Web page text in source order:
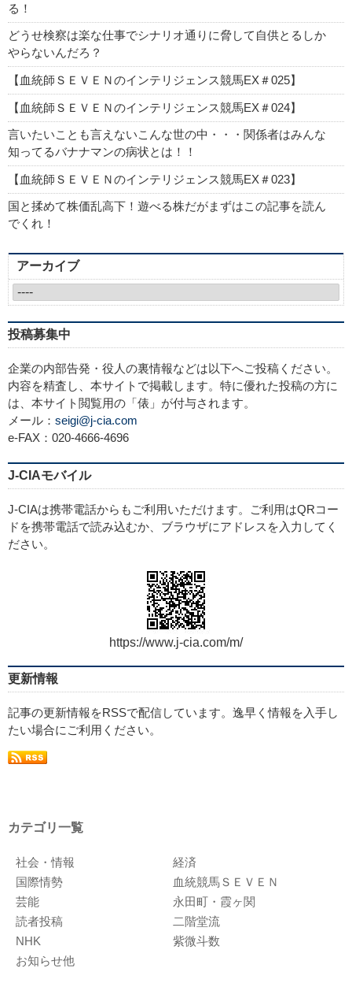
る！
どうせ検察は楽な仕事でシナリオ通りに脅して自供とるしか
やらないんだろ？
【血統師ＳＥＶＥＮのインテリジェンス競馬EX＃025】
【血統師ＳＥＶＥＮのインテリジェンス競馬EX＃024】
言いたいことも言えないこんな世の中・・・関係者はみんな
知ってるバナナマンの病状とは！！
【血統師ＳＥＶＥＮのインテリジェンス競馬EX＃023】
国と揉めて株価乱高下！遊べる株だがまずはこの記事を読ん
でくれ！
アーカイブ
投稿募集中
企業の内部告発・役人の裏情報などは以下へご投稿ください。
内容を精査し、本サイトで掲載します。特に優れた投稿の方に
は、本サイト閲覧用の「俵」が付与されます。
メール： seigi@j-cia.com
e-FAX：020-4666-4696
J-CIAモバイル
J-CIAは携帯電話からもご利用いただけます。ご利用はQRコー
ドを携帯電話で読み込むか、ブラウザにアドレスを入力してく
ださい。
https://www.j-cia.com/m/
更新情報
記事の更新情報をRSSで配信しています。逸早く情報を入手し
たい場合にご利用ください。
カテゴリ一覧
社会・情報
経済
国際情勢
血統競馬ＳＥＶＥＮ
芸能
永田町・霞ヶ関
読者投稿
二階堂流
NHK
紫微斗数
お知らせ他